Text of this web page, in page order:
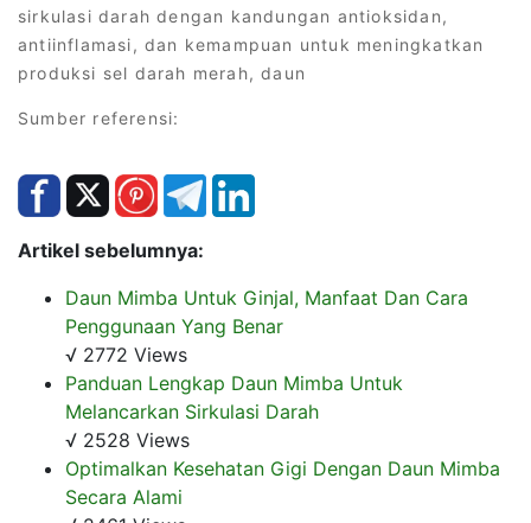
sirkulasi darah dengan kandungan antioksidan,
antiinflamasi, dan kemampuan untuk meningkatkan
produksi sel darah merah, daun
Sumber referensi:
Artikel sebelumnya:
Daun Mimba Untuk Ginjal, Manfaat Dan Cara
Penggunaan Yang Benar
√ 2772 Views
Panduan Lengkap Daun Mimba Untuk
Melancarkan Sirkulasi Darah
√ 2528 Views
Optimalkan Kesehatan Gigi Dengan Daun Mimba
Secara Alami